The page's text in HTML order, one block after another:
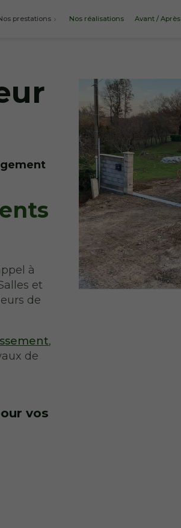
prestations Nos réalisations Avant / Après
à
et
de
,
de
vos